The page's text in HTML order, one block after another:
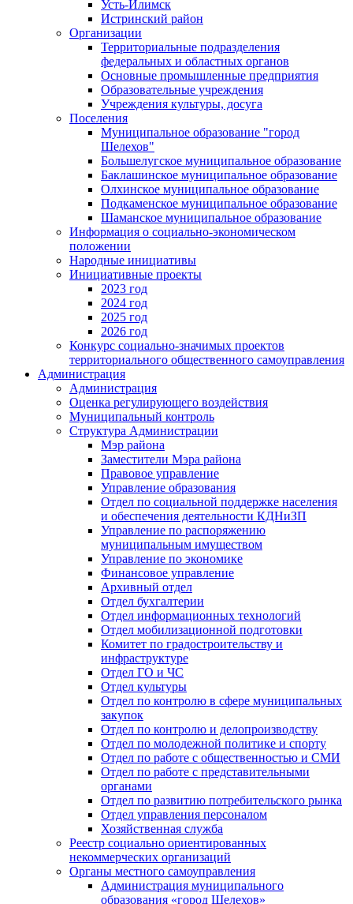
Усть-Илимск
Истринский район
Организации
Территориальные подразделения
федеральных и областных органов
Основные промышленные предприятия
Образовательные учреждения
Учреждения культуры, досуга
Поселения
Муниципальное образование "город
Шелехов"
Большелугское муниципальное образование
Баклашинское муниципальное образование
Олхинское муниципальное образование
Подкаменское муниципальное образование
Шаманское муниципальное образование
Информация о социально-экономическом
положении
Народные инициативы
Инициативные проекты
2023 год
2024 год
2025 год
2026 год
Конкурс социально-значимых проектов
территориального общественного самоуправления
Администрация
Администрация
Оценка регулирующего воздействия
Муниципальный контроль
Структура Администрации
Мэр района
Заместители Мэра района
Правовое управление
Управление образования
Отдел по социальной поддержке населения
и обеспечения деятельности КДНиЗП
Управление по распоряжению
муниципальным имуществом
Управление по экономике
Финансовое управление
Архивный отдел
Отдел бухгалтерии
Отдел информационных технологий
Отдел мобилизационной подготовки
Комитет по градостроительству и
инфраструктуре
Отдел ГО и ЧС
Отдел культуры
Отдел по контролю в сфере муниципальных
закупок
Отдел по контролю и делопроизводству
Отдел по молодежной политике и спорту
Отдел по работе с общественностью и СМИ
Отдел по работе с представительными
органами
Отдел по развитию потребительского рынка
Отдел управления персоналом
Хозяйственная служба
Реестр социально ориентированных
некоммерческих организаций
Органы местного самоуправления
Администрация муниципального
образования «город Шелехов»